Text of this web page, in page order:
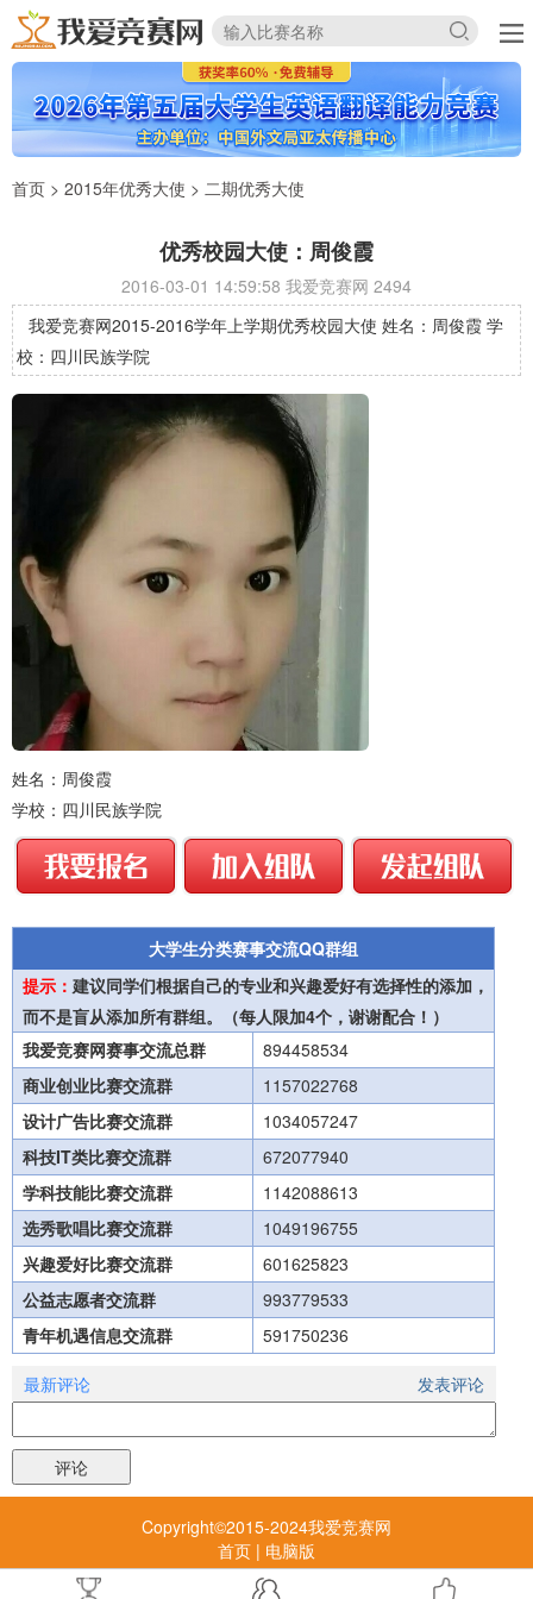
首页 > 2015年优秀大使 > 二期优秀大使
优秀校园大使：周俊霞
2016-03-01 14:59:58 我爱竞赛网 2494
我爱竞赛网2015-2016学年上学期优秀校园大使 姓名：周俊霞 学
校：四川民族学院
姓名：周俊霞
学校：四川民族学院
大学生分类赛事交流QQ群组
提示： 建议同学们根据自己的专业和兴趣爱好有选择性的添加，
而不是盲从添加所有群组。（每人限加4个，谢谢配合！）
我爱竞赛网赛事交流总群
894458534
商业创业比赛交流群
1157022768
设计广告比赛交流群
1034057247
科技IT类比赛交流群
672077940
学科技能比赛交流群
1142088613
选秀歌唱比赛交流群
1049196755
兴趣爱好比赛交流群
601625823
公益志愿者交流群
993779533
青年机遇信息交流群
591750236
发表评论
最新评论
Copyright©2015-2024我爱竞赛网
首页 | 电脑版